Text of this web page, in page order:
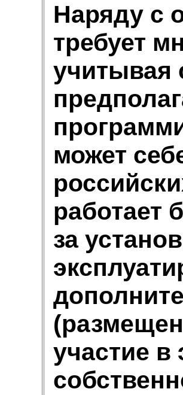
Наряду с
требует
учитывая
может
работает
за
участие